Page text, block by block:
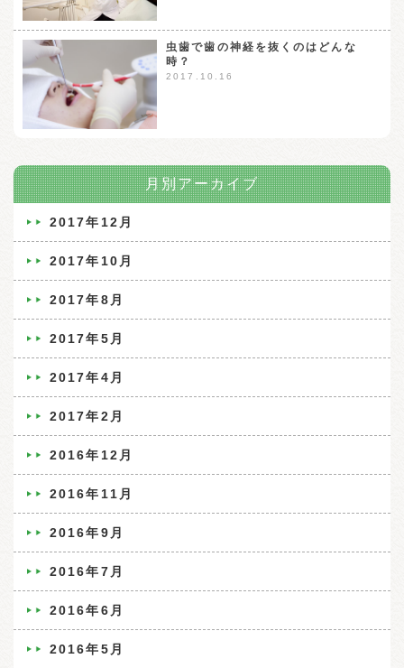
虫歯で歯の神経を抜くのはどんな
時？
2017.10.16
月別アーカイブ
2017年12月
2017年10月
2017年8月
2017年5月
2017年4月
2017年2月
2016年12月
2016年11月
2016年9月
2016年7月
2016年6月
2016年5月